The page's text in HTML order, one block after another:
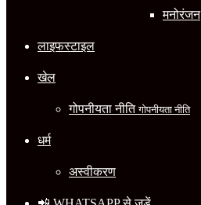
मनोरंजन
लाइफस्टाइल
खेल
गोपनीयता नीतिगोपनीयता नीति
धर्म
अस्वीकरण